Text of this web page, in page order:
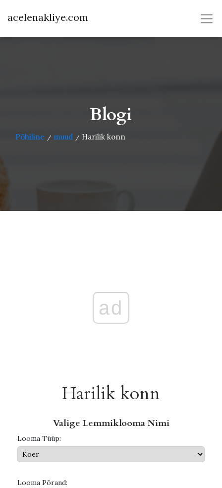
acelenakliye.com
Blogi
Põhiline / muud / Harilik konn
ad
Harilik konn
Valige Lemmiklooma Nimi
Looma Tüüp:
Looma Põrand: